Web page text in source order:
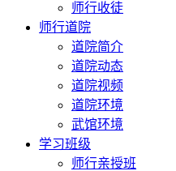
师行收徒
师行道院
道院简介
道院动态
道院视频
道院环境
武馆环境
学习班级
师行亲授班